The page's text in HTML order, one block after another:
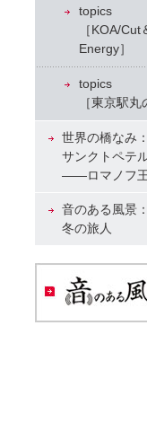
topics
［KOA/Cut
Energy］
topics
［東京駅丸
世界の橋なみ：
サンクトペテ
――ロマノフ
音のある風景：
冬の旅人